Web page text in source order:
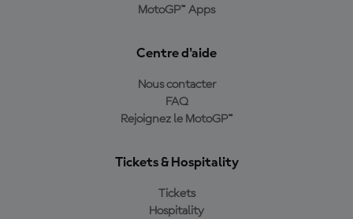
MotoGP™ Apps
Centre d'aide
Nous contacter
FAQ
Rejoignez le MotoGP™
Tickets & Hospitality
Tickets
Hospitality